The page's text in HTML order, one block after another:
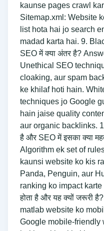
kaunse pages crawl
Sitemap.xml: Website
list hota hai jo search
madad karta hai. 9.
SEO में क्या अंतर है?
Unethical SEO
cloaking, aur spam
ke khilaf hoti hain.
techniques jo Google
hain jaise quality
aur organic backlinks.
है और SEO में इसका क्या
Algorithm ek set of
kaunsi website ko kis
Panda, Penguin, aur
ranking ko impact
होता है और यह क्यों जरूरी
matlab website ko
Google mobile-friendly